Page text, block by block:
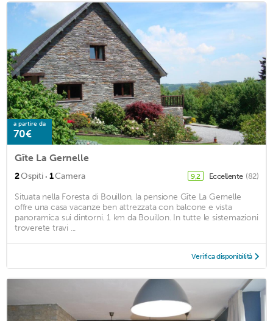
a partire da
70€
Gîte La Gernelle
2Ospiti · 1Camera 9,2 Eccellente (82)
Situata nella Foresta di Bouillon, la pensione Gîte La Gernelle
offre una casa vacanze ben attrezzata con balcone e vista
panoramica sui dintorni. 1 km da Bouillon. In tutte le sistemazioni
troverete travi ...
Verifica disponibilità